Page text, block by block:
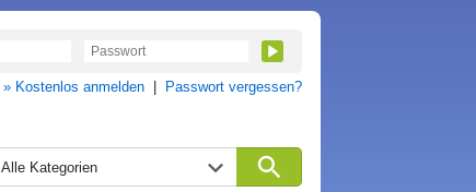
» Kostenlos anmelden Passwort vergessen?
Alle Kategorien